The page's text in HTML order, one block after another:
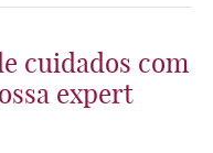
cuidados com
expert